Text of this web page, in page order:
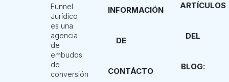
Funnel
Jurídico
es una
agencia
de
embudos
de
conversión
INFORMACIÓN
DE
CONTÁCTO
ARTÍCULOS
DEL
BLOG: